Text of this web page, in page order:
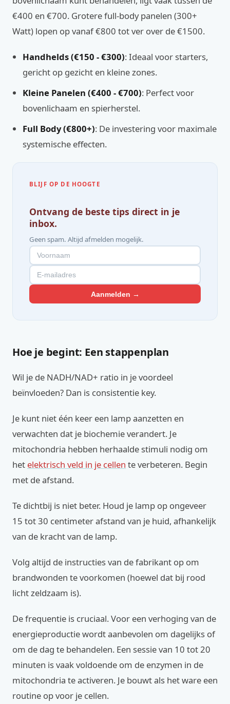
€400 en €700. Grotere full-body panelen (300+
Watt) lopen op vanaf €800 tot ver over de €1500.
Handhelds (€150 - €300): Ideaal voor starters,
gericht op gezicht en kleine zones.
Kleine Panelen (€400 - €700): Perfect voor
bovenlichaam en spierherstel.
Full Body (€800+): De investering voor maximale
systemische effecten.
BLIJF OP DE HOOGTE
Ontvang de beste tips direct in je
inbox.
Geen spam. Altijd afmelden mogelijk.
Aanmelden →
Hoe je begint: Een stappenplan
Wil je de NADH/NAD+ ratio in je voordeel
beïnvloeden? Dan is consistentie key.
Je kunt niet één keer een lamp aanzetten en
verwachten dat je biochemie verandert. Je
mitochondria hebben herhaalde stimuli nodig om
het elektrisch veld in je cellen te verbeteren. Begin
met de afstand.
Te dichtbij is niet beter. Houd je lamp op ongeveer
15 tot 30 centimeter afstand van je huid, afhankelijk
van de kracht van de lamp.
Volg altijd de instructies van de fabrikant op om
brandwonden te voorkomen (hoewel dat bij rood
licht zeldzaam is).
De frequentie is cruciaal. Voor een verhoging van de
energieproductie wordt aanbevolen om dagelijks of
om de dag te behandelen. Een sessie van 10 tot 20
minuten is vaak voldoende om de enzymen in de
mitochondria te activeren. Je bouwt als het ware een
routine op voor je cellen.